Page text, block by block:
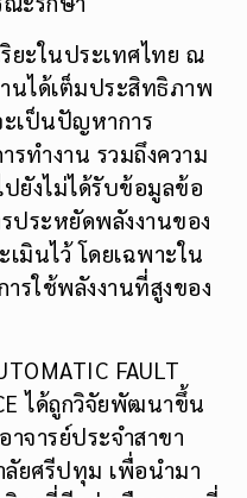
ะรักษา
ยะในประเทศไทย ณ
นได้เต็มประสิทธิภาพ
ะเป็นปัญหาการ
ทำงาน รวมถึงความ
ปยังไม่ได้รับข้อมูลข้อ
ประหยัดพลังงานของ
มินไว้ โดยเฉพาะใน
รใช้พลังงานที่สูงของ
FAULT
ได้ถูกวิจัยพัฒนาขึ้น
าจารย์ประจำสาขา
ลัยศรีปทุม เพื่อนำมา